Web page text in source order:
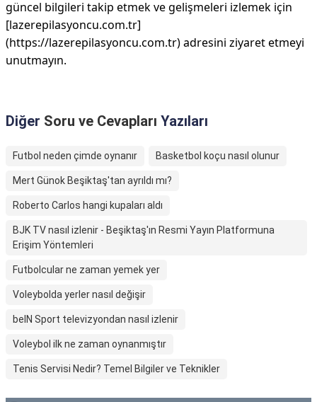
güncel bilgileri takip etmek ve gelişmeleri izlemek için
[lazerepilasyoncu.com.tr]
(https://lazerepilasyoncu.com.tr) adresini ziyaret etmeyi
unutmayın.
Diğer Soru ve Cevapları Yazıları
Futbol neden çimde oynanır Basketbol koçu nasıl olunur
Mert Günok Beşiktaş'tan ayrıldı mı?
Roberto Carlos hangi kupaları aldı
BJK TV nasıl izlenir - Beşiktaş'ın Resmi Yayın Platformuna
Erişim Yöntemleri
Futbolcular ne zaman yemek yer
Voleybolda yerler nasıl değişir
beIN Sport televizyondan nasıl izlenir
Voleybol ilk ne zaman oynanmıştır
Tenis Servisi Nedir? Temel Bilgiler ve Teknikler